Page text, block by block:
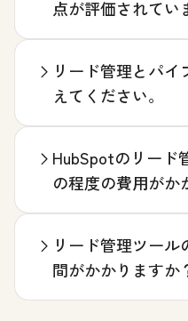
点が評価されてい
リード管理とパ
えてください。
HubSpotのリード
の程度の費用がか
リード管理ツー
間がかかりますか